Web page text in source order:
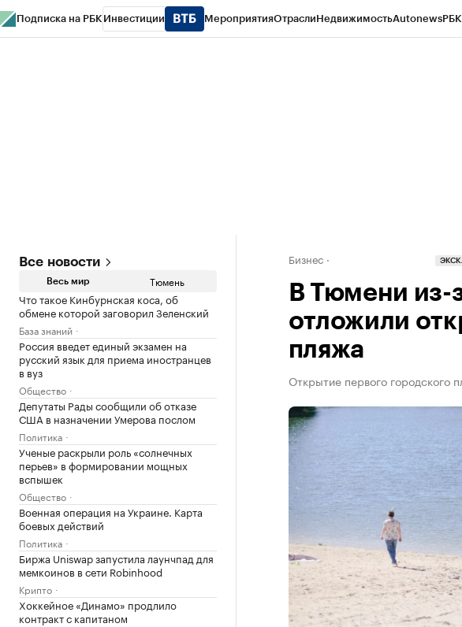
Подписка на РБК Инвестиции МероприятияОтраслиНедвижимостьAutonews
Все новости
Весь мир Тюмень
Что такое Кинбурнская коса, об
обмене которой заговорил Зеленский
База знаний
Россия введет единый экзамен на
русский язык для приема иностранцев
в вуз
Общество
Депутаты Рады сообщили об отказе
США в назначении Умерова послом
Политика
Ученые раскрыли роль «солнечных
перьев» в формировании мощных
вспышек
Общество
Военная операция на Украине. Карта
боевых действий
Политика
Биржа Uniswap запустила лаунчпад для
мемкоинов в сети Robinhood
Крипто
Хоккейное «Динамо» продлило
контракт с капитаном
Бизнес
В Тюмени из-
отложили
пляжа
Открытие первого городского